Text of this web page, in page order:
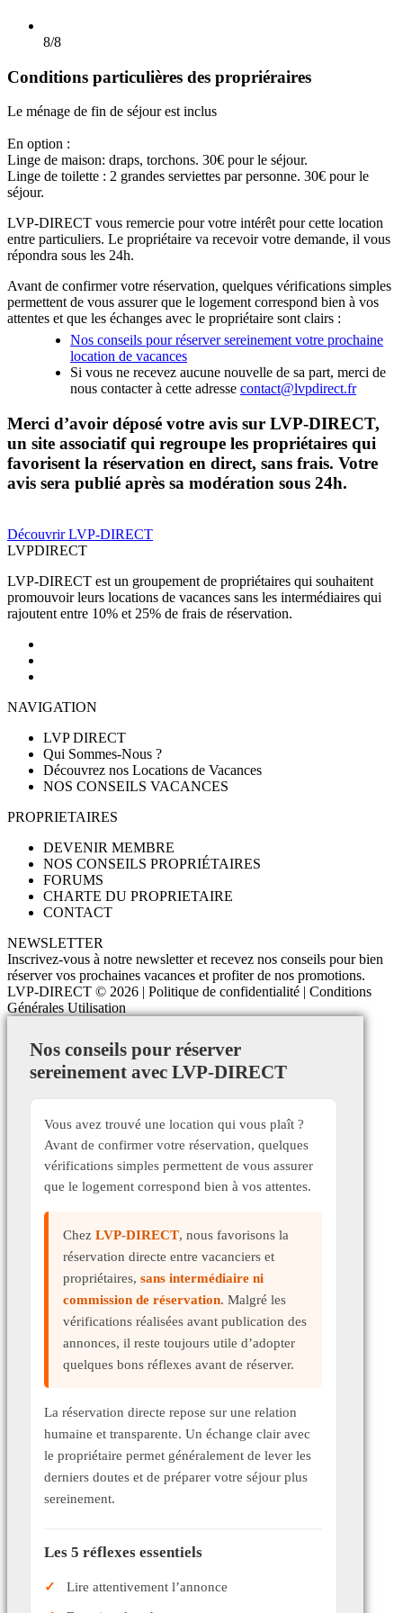
8/8
Conditions particulières des propriéraires
Le ménage de fin de séjour est inclus
En option :
Linge de maison: draps, torchons. 30€ pour le séjour.
Linge de toilette : 2 grandes serviettes par personne. 30€ pour le
séjour.
LVP-DIRECT vous remercie pour votre intérêt pour cette location
entre particuliers. Le propriétaire va recevoir votre demande, il vous
répondra sous les 24h.
Avant de confirmer votre réservation, quelques vérifications simples
permettent de vous assurer que le logement correspond bien à vos
attentes et que les échanges avec le propriétaire sont clairs :
Nos conseils pour réserver sereinement votre prochaine
location de vacances
Si vous ne recevez aucune nouvelle de sa part, merci de
nous contacter à cette adresse contact@lvpdirect.fr
Merci d’avoir déposé votre avis sur LVP-DIRECT,
un site associatif qui regroupe les propriétaires qui
favorisent la réservation en direct, sans frais. Votre
avis sera publié après sa modération sous 24h.
Découvrir LVP-DIRECT
LVPDIRECT
LVP-DIRECT est un groupement de propriétaires qui souhaitent
promouvoir leurs locations de vacances sans les intermédiaires qui
rajoutent entre 10% et 25% de frais de réservation.
NAVIGATION
LVP DIRECT
Qui Sommes-Nous ?
Découvrez nos Locations de Vacances
NOS CONSEILS VACANCES
PROPRIETAIRES
DEVENIR MEMBRE
NOS CONSEILS PROPRIÉTAIRES
FORUMS
CHARTE DU PROPRIETAIRE
CONTACT
NEWSLETTER
Inscrivez-vous à notre newsletter et recevez nos conseils pour bien
réserver vos prochaines vacances et profiter de nos promotions.
LVP-DIRECT © 2026 | Politique de confidentialité | Conditions
Générales Utilisation
Nos conseils pour réserver
sereinement avec LVP-DIRECT
Vous avez trouvé une location qui vous plaît ?
Avant de confirmer votre réservation, quelques
vérifications simples permettent de vous assurer
que le logement correspond bien à vos attentes.
Chez LVP-DIRECT, nous favorisons la
réservation directe entre vacanciers et
propriétaires, sans intermédiaire ni
commission de réservation. Malgré les
vérifications réalisées avant publication des
annonces, il reste toujours utile d’adopter
quelques bons réflexes avant de réserver.
La réservation directe repose sur une relation
humaine et transparente. Un échange clair avec
le propriétaire permet généralement de lever les
derniers doutes et de préparer votre séjour plus
sereinement.
Les 5 réflexes essentiels
Lire attentivement l’annonce